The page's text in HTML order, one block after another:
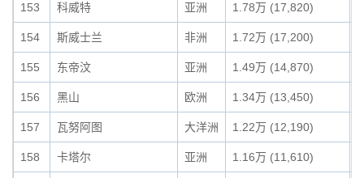
153 科威特 亚洲 1.78万 (17,820)
154 斯威士兰 非洲 1.72万 (17,200)
155 东帝汶 亚洲 1.49万 (14,870)
156 黑山 欧洲 1.34万 (13,450)
157 瓦努阿图 大洋洲 1.22万 (12,190)
158 卡塔尔 亚洲 1.16万 (11,610)